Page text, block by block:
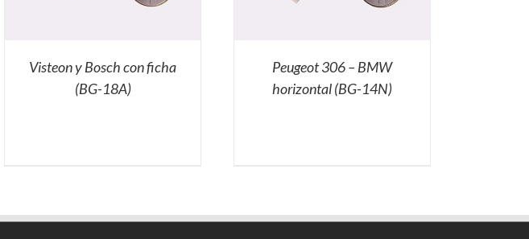
Visteon y Bosch con ficha
(BG-18A)
Peugeot 306 – BMW
horizontal (BG-14N)